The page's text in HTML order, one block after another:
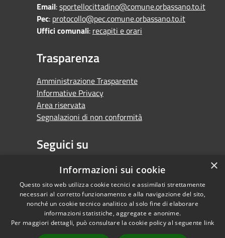
Email:sportellocittadino@comune.orbassano.to.it
Pec: protocollo@pec.comune.orbassano.to.it
Uffici comunali: recapiti e orari
Trasparenza
Amministrazione Trasparente
Informative Privacy
Area riservata
Segnalazioni di non conformità
Seguici su
FacebookYoutubeWhatsapp
RSS
Accessibilità
Copyright © 2026 •
Comune di Orbassano •
×
Informazioni sui cookie
Questo sito web utilizza cookie tecnici e assimilati strettamente
necessari al corretto funzionamento e alla navigazione del sito,
nonché un cookie tecnico analitico al solo fine di elaborare
informazioni statistiche, aggregate e anonime.
Per maggiori dettagli, può consultare la cookie policy al seguente link